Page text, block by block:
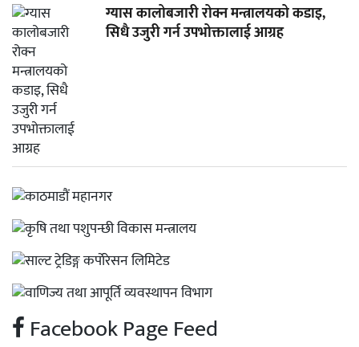
ग्यास कालोबजारी रोक्न मन्त्रालयको कडाइ,
सिधै उजुरी गर्न उपभोक्तालाई आग्रह
Facebook Page Feed